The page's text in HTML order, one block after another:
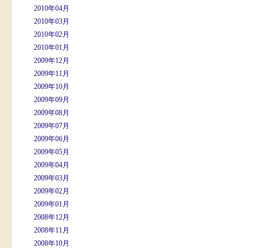
2010年04月
2010年03月
2010年02月
2010年01月
2009年12月
2009年11月
2009年10月
2009年09月
2009年08月
2009年07月
2009年06月
2009年05月
2009年04月
2009年03月
2009年02月
2009年01月
2008年12月
2008年11月
2008年10月